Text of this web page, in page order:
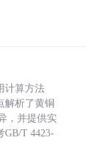
计算方法
解析了黄铜
，并提供实
GB/T 4423-